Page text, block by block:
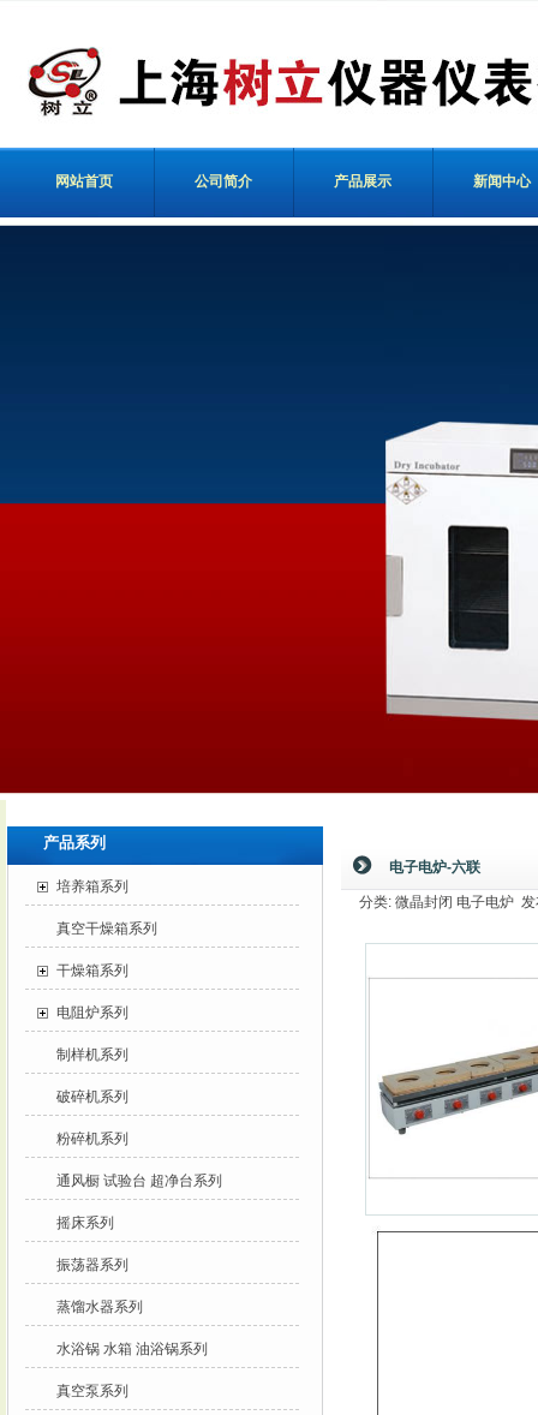
网站首页 公司简介 产品展示 新闻中心
电子电炉-六联
分类: 微晶封闭 电子电炉
产品系列
培养箱系列
真空干燥箱系列
干燥箱系列
电阻炉系列
制样机系列
破碎机系列
粉碎机系列
通风橱 试验台 超净台系列
摇床系列
振荡器系列
蒸馏水器系列
水浴锅 水箱 油浴锅系列
真空泵系列